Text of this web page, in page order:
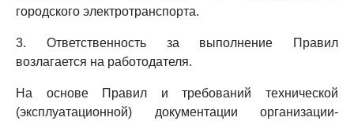
городского электротранспорта.
3. Ответственность за выполнение Правил
возлагается на работодателя.
На основе Правил и требований технической
(эксплуатационной) документации организации-